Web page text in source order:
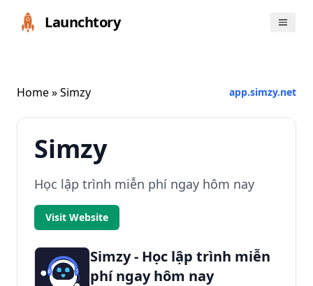
Launchtory
Home» Simzy app.simzy.net
Simzy
Học lập trình miễn phí ngay hôm nay
Visit Website
Simzy - Học lập trình miễn
phí ngay hôm nay